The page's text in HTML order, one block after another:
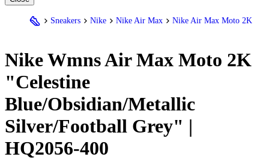
Sneakers Nike Nike Air Max Nike Air Max Moto 2K
NikeWmns Air Max Moto 2K
"Celestine
Blue/Obsidian/Metallic
Silver/Football Grey" |
HQ2056-400